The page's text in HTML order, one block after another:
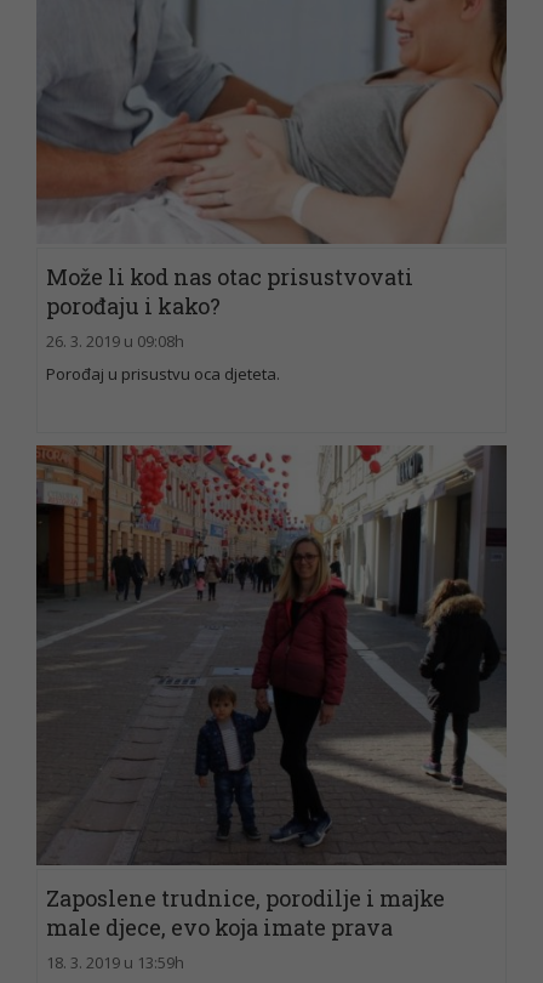
Može li kod nas otac prisustvovati
porođaju i kako?
26. 3. 2019 u 09:08h
Porođaj u prisustvu oca djeteta.
Zaposlene trudnice, porodilje i majke
male djece, evo koja imate prava
18. 3. 2019 u 13:59h